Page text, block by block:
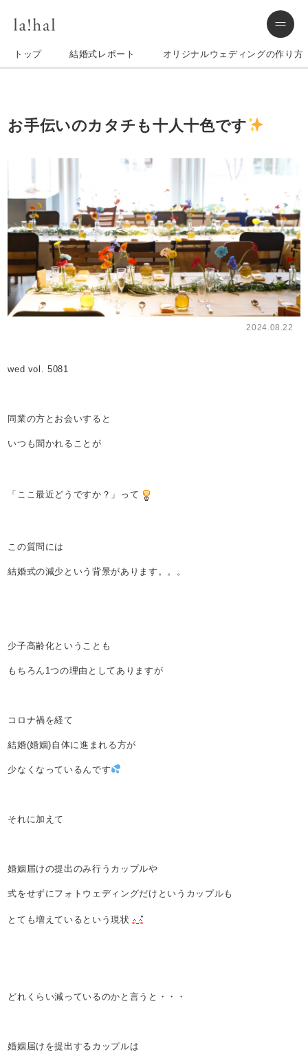
トップ 結婚式レポート オリジナルウェディングの作り方
お手伝いのカタチも十人十色です
2024.08.22
wed vol. 5081
同業の方とお会いすると
いつも聞かれることが
「ここ最近どうですか？」って
この質問には
結婚式の減少という背景があります。。。
少子高齢化ということも
もちろん1つの理由としてありますが
コロナ禍を経て
結婚(婚姻)自体に進まれる方が
少なくなっているんです
それに加えて
婚姻届けの提出のみ行うカップルや
式をせずにフォトウェディングだけというカップルも
とても増えているという現状
どれくらい減っているのかと言うと・・・
婚姻届けを提出するカップルは